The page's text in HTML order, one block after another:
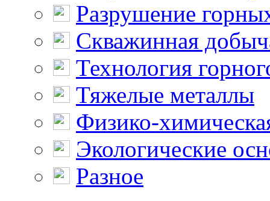
Разрушение
Скважинная
Технология
Тяжелые металлы
Физико-
Экологические
Разное